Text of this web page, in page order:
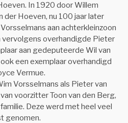
In 1920 door Willem
der Hoeven, nu 100 jaar later
aan achterkleinzoon
vervolgens overhandigde Pieter
aan gedeputeerde Wil van
een exemplaar overhandigd
Vermue.
Vorsselmans als Pieter van
voorzitter Toon van den Berg,
Deze werd met heel veel
genomen.